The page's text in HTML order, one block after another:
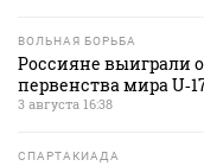
ВОЛЬНАЯ БОРЬБА
Россияне выиграли
первенства мира
3 августа 16:38
СПАРТАКИАДА